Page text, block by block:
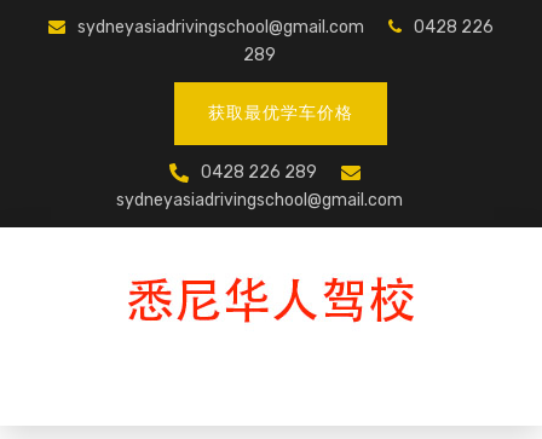
sydneyasiadrivingschool@gmail.com
0428 226
289
获取最优学车价格
0428 226 289
sydneyasiadrivingschool@gmail.com